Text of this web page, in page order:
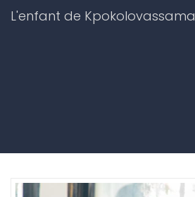
L'enfant de Kpokolovassama